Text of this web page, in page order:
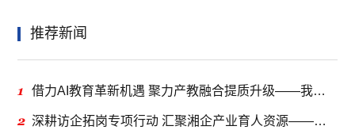
推荐新闻
1 借力AI教育革新机遇 聚力产教融合提质升级——我校组团赴长沙参加第十八届高校教育发展高峰论坛
2 深耕访企拓岗专项行动 汇聚湘企产业育人资源——商业航天与低空技术学院、具身智能与光电技术学院赴长沙四家知名企业集中调研洽谈